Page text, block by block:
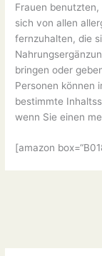
Frauen
sich von allen
fernzuhalten, die
bringen oder
Personen können
bestimmte
wenn Sie einen
[amazon